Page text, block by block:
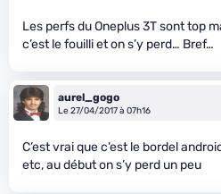
Les perfs du Oneplus 3T sont top
c’est le fouilli et on s’y perd… Bref…
aurel_gogo
Le 27/04/2017 à 07h16
C’est vrai que c’est le bordel
etc, au début on s’y perd un peu